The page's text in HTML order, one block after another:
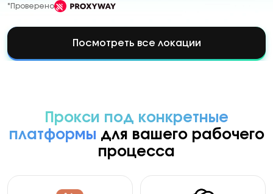
*Проверено
Посмотреть все локации
Прокси под конкретные
платформы для вашего рабочего
процесса